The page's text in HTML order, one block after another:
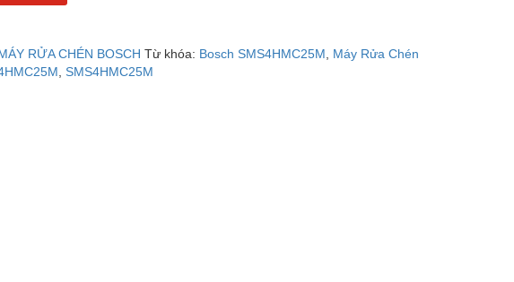
RỬA CHÉN BOSCH Từ khóa: Bosch SMS4HMC25M
Máy Rửa Chén
,SMS4HMC25M